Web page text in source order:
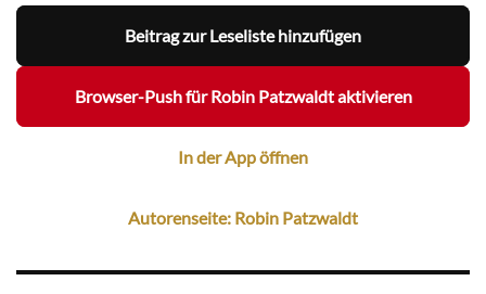
Beitrag zur Leseliste hinzufügen
Browser-Push für Robin Patzwaldt aktivieren
In der App öffnen
Autorenseite: Robin Patzwaldt